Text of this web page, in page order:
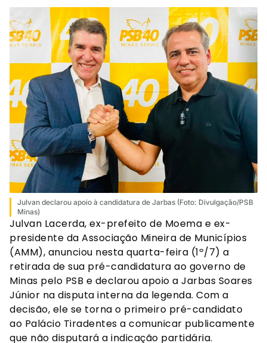
Julvan declarou apoio à candidatura de Jarbas (Foto: Divulgação/PSB
Minas)
Julvan Lacerda, ex-prefeito de Moema e ex-
presidente da Associação Mineira de Municípios
(AMM), anunciou nesta quarta-feira (1º/7) a
retirada de sua pré-candidatura ao governo de
Minas pelo PSB e declarou apoio a Jarbas Soares
Júnior na disputa interna da legenda. Com a
decisão, ele se torna o primeiro pré-candidato
ao Palácio Tiradentes a comunicar publicamente
que não disputará a indicação partidária.